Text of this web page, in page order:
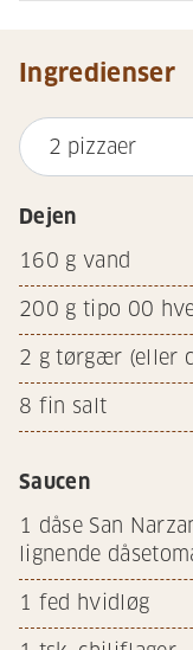
Ingredienser
Dejen
160 g vand
200 g tipo 00
2 g tørgær (eller
8 fin salt
Saucen
1 dåse San
lignende
1 fed hvidløg